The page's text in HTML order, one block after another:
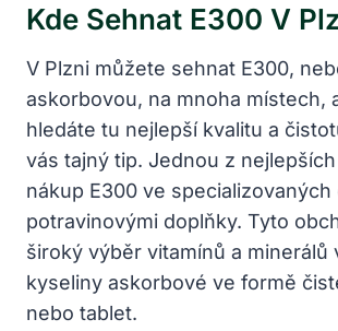
Kde Sehnat E300 V
V Plzni můžete sehnat E300,
askorbovou, na mnoha místech,
hledáte tu nejlepší kvalitu a
vás tajný tip. Jednou z
nákup E300 ve
potravinovými doplňky. Tyto
široký výběr vitamínů a minerálů
kyseliny askorbové ve formě
nebo tablet.